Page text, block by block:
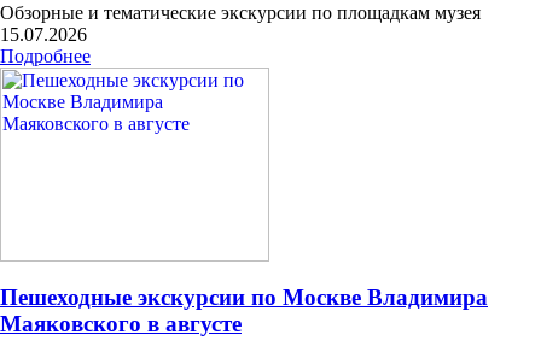
Обзорные и тематические экскурсии по площадкам музея
15.07.2026
Подробнее
Пешеходные экскурсии по Москве Владимира
Маяковского в августе